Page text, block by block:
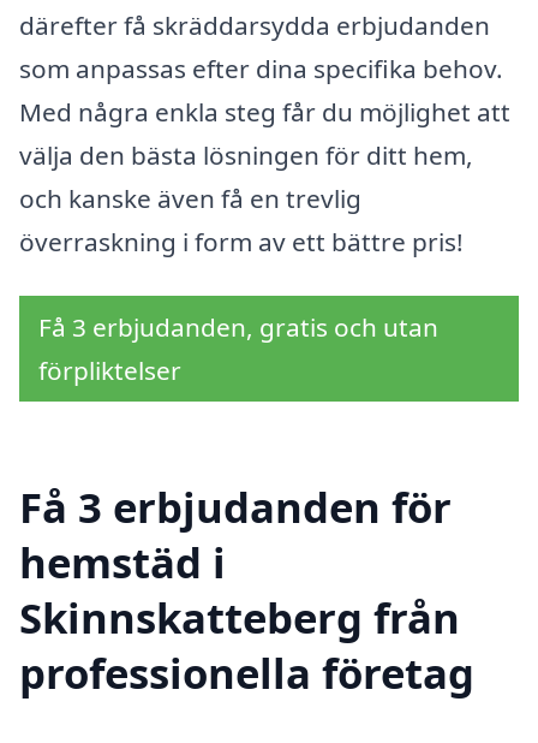
därefter få skräddarsydda erbjudanden
som anpassas efter dina specifika behov.
Med några enkla steg får du möjlighet att
välja den bästa lösningen för ditt hem,
och kanske även få en trevlig
överraskning i form av ett bättre pris!
Få 3 erbjudanden, gratis och utan
förpliktelser
Få 3 erbjudanden för
hemstäd i
Skinnskatteberg från
professionella företag